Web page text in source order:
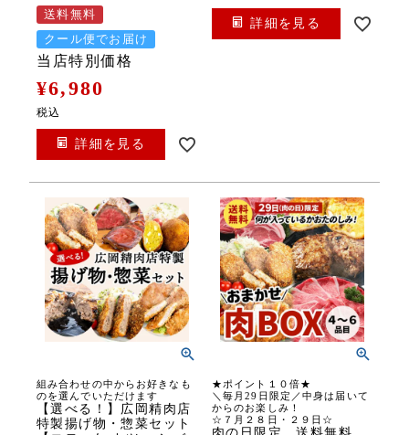
送料無料
クール便でお届け
当店特別価格
¥6,980
税込
詳細を見る
詳細を見る
組み合わせの中からお好きなも
のを選んでいただけます
【選べる！】広岡精肉店
特製揚げ物・惣菜セット
★ポイント１０倍★
＼毎月29日限定／中身は届いて
からのお楽しみ！
☆７月２８日・２９日☆